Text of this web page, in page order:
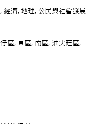
經濟, 地理, 公民與社會發展
區, 東區, 南區, 油尖旺區,